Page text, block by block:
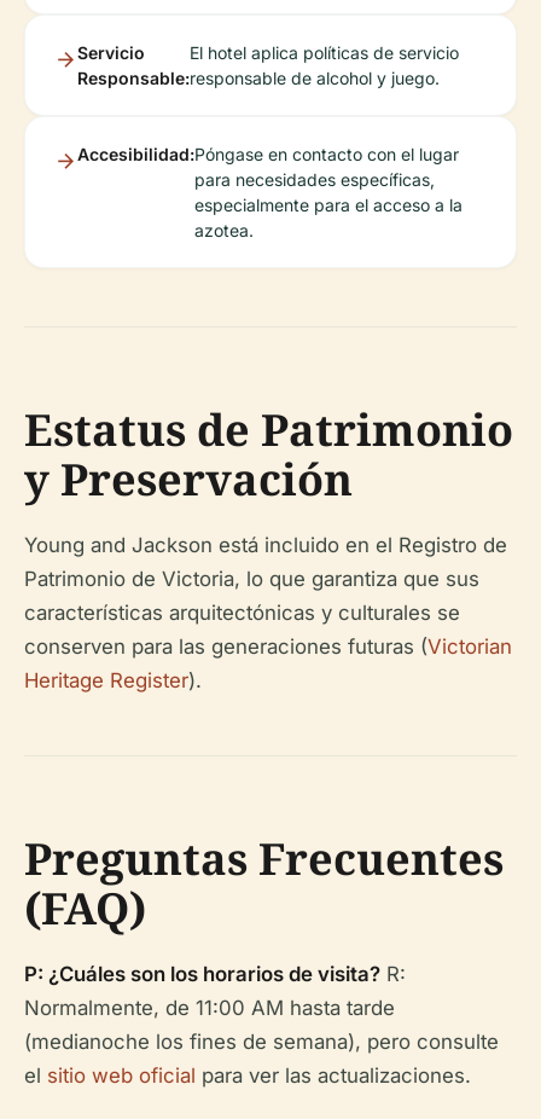
Servicio
Responsable:
El hotel aplica políticas de servicio
responsable de alcohol y juego.
Accesibilidad:Póngase en contacto con el lugar
para necesidades específicas,
especialmente para el acceso a la
azotea.
Estatus de Patrimonio
y Preservación
Young and Jackson está incluido en el Registro de
Patrimonio de Victoria, lo que garantiza que sus
características arquitectónicas y culturales se
conserven para las generaciones futuras (Victorian
Heritage Register).
Preguntas Frecuentes
(FAQ)
P: ¿Cuáles son los horarios de visita? R:
Normalmente, de 11:00 AM hasta tarde
(medianoche los fines de semana), pero consulte
el sitio web oficial para ver las actualizaciones.